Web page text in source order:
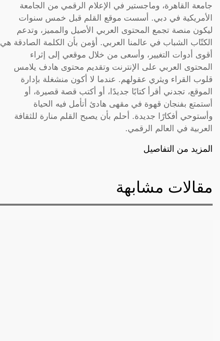
جامعة القاهرة، وماجستير في الإعلام الرقمي من الجامعة
الأمريكية في دبي. أسست موقع القلم قبل خمس سنوات
ليكون منصة تجمع المحتوى العربي الأصيل والمميز، وتدعم
الكتّاب الشباب في عالمنا العربي. أؤمن بأن الكلمة الصادقة هي
أقوى أدوات التغيير، وأسعى من خلال موقعي إلى إثراء
المحتوى العربي على الإنترنت وتقديم محتوى هادف يلامس
قلوب القراء ويثري عقولهم. عندما لا أكون منشغلة بإدارة
الموقع، تجدني أقرأ كتابًا جديدًا، أو أكتب قصة قصيرة، أو
أستمتع بفنجان قهوة في مقهى هادئ أتأمل فيه الحياة
وأستوحي أفكارًا جديدة. أحلم بأن يصبح القلم منارة للثقافة
العربية في العالم الرقمي.
المزيد من التفاصيل
مقالات مشابهة